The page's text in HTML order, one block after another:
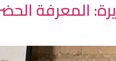
المعرفة